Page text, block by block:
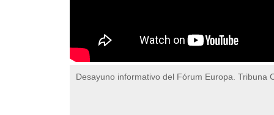
Desayuno informativo del Fórum Europa. Tribuna